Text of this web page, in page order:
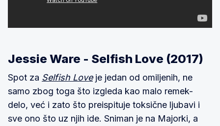
Jessie Ware - Selfish Love (2017)
Spot za Selfish Loveje jedan od omiljenih, ne
samo zbog toga što izgleda kao malo remek-
delo, već i zato što preispituje toksične ljubavi i
sve ono što uz njih ide. Sniman je na Majorki, a